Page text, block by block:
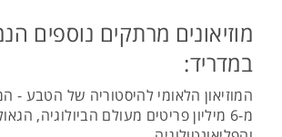
מוזיאונים מרתקים נוספים
במדריד:
המוזיאון הלאומי להיסטוריה של הטבע -
מ-6 מיליון פריטים מעולם הביולוגיה,